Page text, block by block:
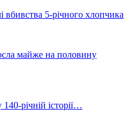
вбивства 5-річного хлопчика
майже на половину
річній історії…